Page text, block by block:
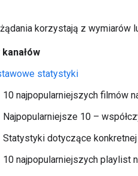
żądania korzystają z
kanałów
statystyki
10 najpopularniejszych filmów
Najpopularniejsze 10 –
Statystyki dotyczące
10 najpopularniejszych playlist